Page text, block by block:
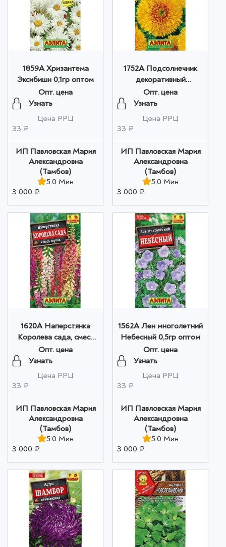
1859A Хризантема
Эксибишн 0,1гр оптом
Опт. цена
Узнать
Цена РРЦ
33 ₽
ИП Павловская Мария
Александровна
(Тамбов)
5.0 Мин
3 000 ₽
1752A Подсолнечник
декоративный
Махровый Золотой свет
0,5гр оптом
Опт. цена
Узнать
Цена РРЦ
33 ₽
ИП Павловская Мария
Александровна
(Тамбов)
5.0 Мин
3 000 ₽
1620A Наперстянка
Королева сада, смесь
сортов 0,2гр оптом
Опт. цена
Узнать
Цена РРЦ
33 ₽
ИП Павловская Мария
Александровна
(Тамбов)
5.0 Мин
3 000 ₽
1562A Лен многолетний
Небесный 0,5гр оптом
Опт. цена
Узнать
Цена РРЦ
33 ₽
ИП Павловская Мария
Александровна
(Тамбов)
5.0 Мин
3 000 ₽